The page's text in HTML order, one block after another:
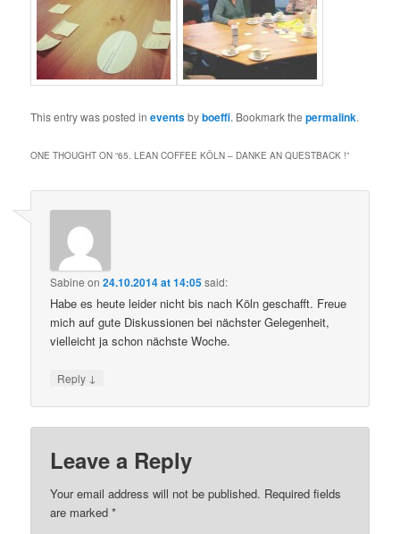
This entry was posted ineventsbyboeffi. Bookmark thepermalink.
ONE THOUGHT ON “65. LEAN COFFEE KÖLN – DANKE AN QUESTBACK !”
Sabine on24.10.2014 at 14:05said:
Habe es heute leider nicht bis nach Köln geschafft. Freue
mich auf gute Diskussionen bei nächster Gelegenheit,
vielleicht ja schon nächste Woche.
Reply ↓
Leave a Reply
Your email address will not be published. Required fields
are marked*